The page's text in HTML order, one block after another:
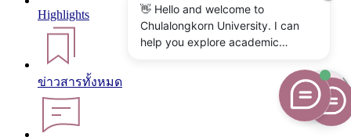
Highlights
ข่าวสารทั้งหมด
👋 Hello and welcome to
Chulalongkorn University. I can
help you explore academic